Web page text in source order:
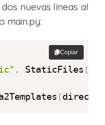
nuevas líneas al
main.py:
, StaticFiles (
(
Copiar